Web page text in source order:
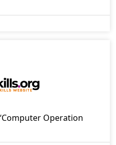
“Computer Operation